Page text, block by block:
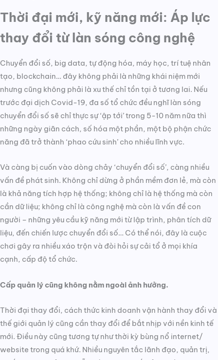
Thời đại mới, kỹ năng mới: Áp lực
thay đổi từ làn sóng công nghệ
Chuyển đổi số, big data, tự động hóa, máy học, trí tuệ nhân
tạo, blockchain… đây không phải là những khái niệm mới
nhưng cũng không phải là xu thế chỉ tồn tại ở tương lai. Nếu
trước đại dịch Covid-19, đa số tổ chức đều nghĩ làn sóng
chuyển đổi số sẽ chỉ thực sự ‘ập tới’ trong 5-10 năm nữa thì
những ngày giãn cách, số hóa một phần, một bộ phận chức
năng đã trở thành ‘phao cứu sinh’ cho nhiều lĩnh vực.
Và càng bị cuốn vào dòng chảy ‘chuyển đổi số’, càng nhiều
vấn đề phát sinh. Không chỉ dừng ở phần mềm đơn lẻ, mà còn
là khả năng tích hợp hệ thống; không chỉ là hệ thống mà còn
cần dữ liệu; không chỉ là công nghệ mà còn là vấn đề con
người – những yêu cầu kỹ năng mới từ lập trình, phân tích dữ
liệu, đến chiến lược chuyển đổi số… Có thể nói, đây là cuộc
chơi gây ra nhiều xáo trộn và đòi hỏi sự cải tổ ở mọi khía
cạnh, cấp độ tổ chức.
Cấp quản lý cũng không nằm ngoài ảnh hưởng.
Thời đại thay đổi, cách thức kinh doanh vận hành thay đổi và
thế giới quản lý cũng cần thay đổi để bắt nhịp với nền kinh tế
mới. Điều này cũng tương tự như thời kỳ bùng nổ internet/
website trong quá khứ. Nhiều nguyên tắc lãnh đạo, quản trị,